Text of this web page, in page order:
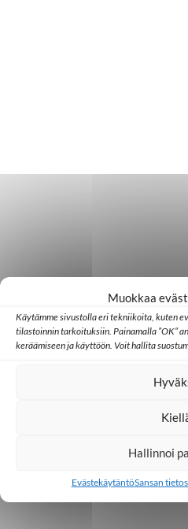
Muokkaa
Käytämme sivustolla eri tekniikoita, kuten
tilastoinnin tarkoituksiin. Painamalla ”OK”
keräämiseen ja käyttöön. Voit hallita
Hallinnoi
EvästekäytäntöSansan